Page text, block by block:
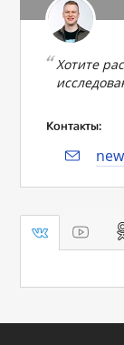
Хотите
Контакты: